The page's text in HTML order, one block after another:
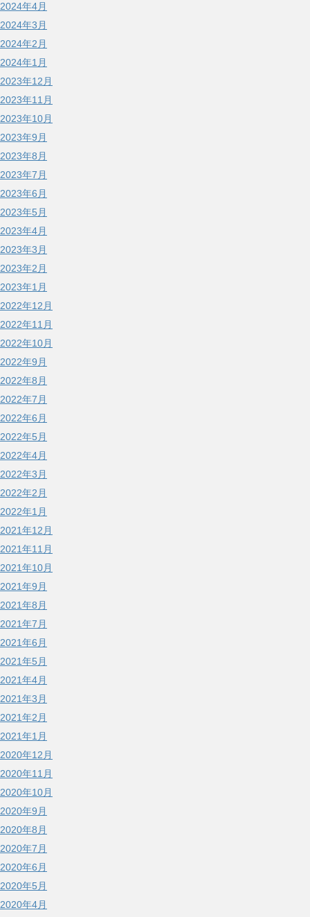
2024年4月
2024年3月
2024年2月
2024年1月
2023年12月
2023年11月
2023年10月
2023年9月
2023年8月
2023年7月
2023年6月
2023年5月
2023年4月
2023年3月
2023年2月
2023年1月
2022年12月
2022年11月
2022年10月
2022年9月
2022年8月
2022年7月
2022年6月
2022年5月
2022年4月
2022年3月
2022年2月
2022年1月
2021年12月
2021年11月
2021年10月
2021年9月
2021年8月
2021年7月
2021年6月
2021年5月
2021年4月
2021年3月
2021年2月
2021年1月
2020年12月
2020年11月
2020年10月
2020年9月
2020年8月
2020年7月
2020年6月
2020年5月
2020年4月